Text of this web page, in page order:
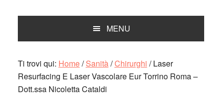
MENU
Ti trovi qui: Home/ Sanità/Chirurghi /Laser
Resurfacing E Laser Vascolare Eur Torrino Roma –
Dott.ssa Nicoletta Cataldi